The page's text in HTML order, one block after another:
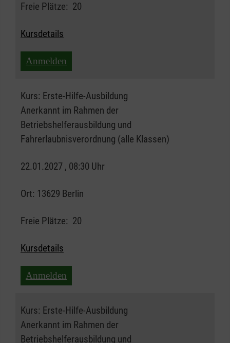
Freie Plätze: 20
Kursdetails
Anmelden
Kurs: Erste-Hilfe-Ausbildung
Anerkannt im Rahmen der
Betriebshelferausbildung und
Fahrerlaubnisverordnung (alle Klassen)
22.01.2027 , 08:30 Uhr
Ort: 13629 Berlin
Freie Plätze: 20
Kursdetails
Anmelden
Kurs: Erste-Hilfe-Ausbildung
Anerkannt im Rahmen der
Betriebshelferausbildung und